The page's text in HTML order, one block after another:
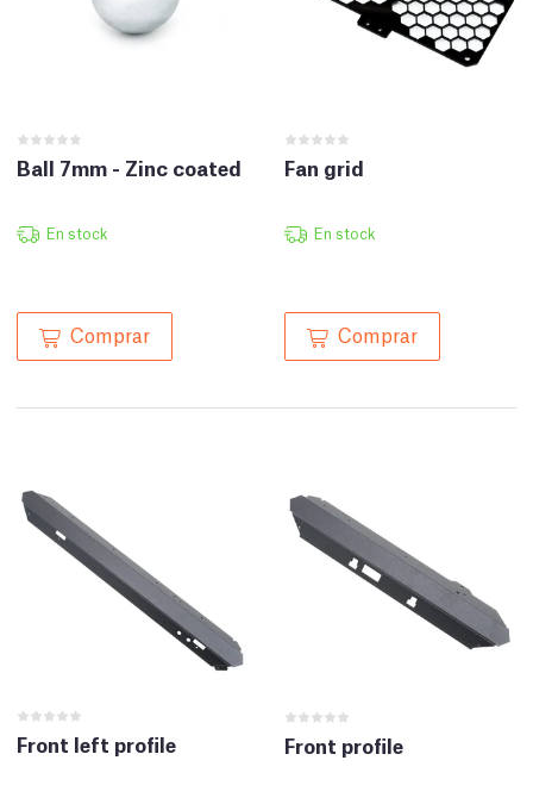
Ball 7mm - Zinc coated
En stock
Comprar
Fan grid
En stock
Comprar
Front left profile Front profile